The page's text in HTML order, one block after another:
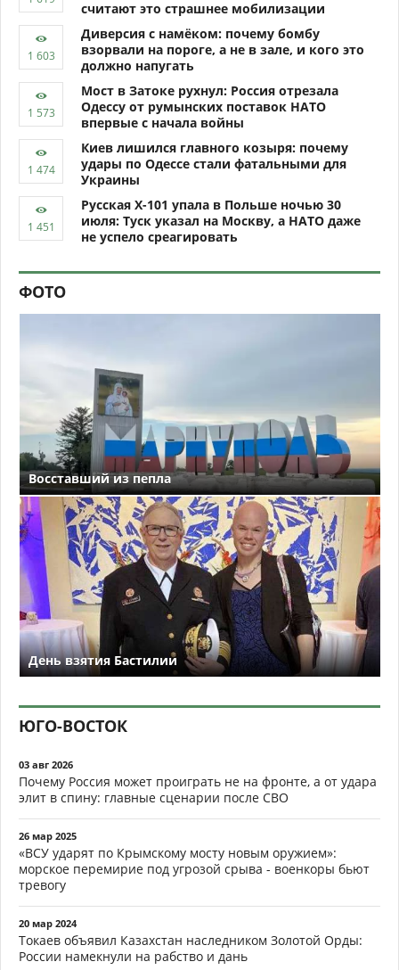
считают это страшнее мобилизации
Диверсия с намёком: почему бомбу
взорвали на пороге, а не в зале, и кого это
должно напугать
Мост в Затоке рухнул: Россия отрезала
Одессу от румынских поставок НАТО
впервые с начала войны
Киев лишился главного козыря: почему
удары по Одессе стали фатальными для
Украины
Русская Х-101 упала в Польше ночью 30
июля: Туск указал на Москву, а НАТО даже
не успело среагировать
ФОТО
Восставший из пепла
День взятия Бастилии
ЮГО-ВОСТОК
03 авг 2026
Почему Россия может проиграть не на фронте, а от удара
элит в спину: главные сценарии после СВО
26 мар 2025
«ВСУ ударят по Крымскому мосту новым оружием»:
морское перемирие под угрозой срыва - военкоры бьют
тревогу
20 мар 2024
Токаев объявил Казахстан наследником Золотой Орды:
России намекнули на рабство и дань